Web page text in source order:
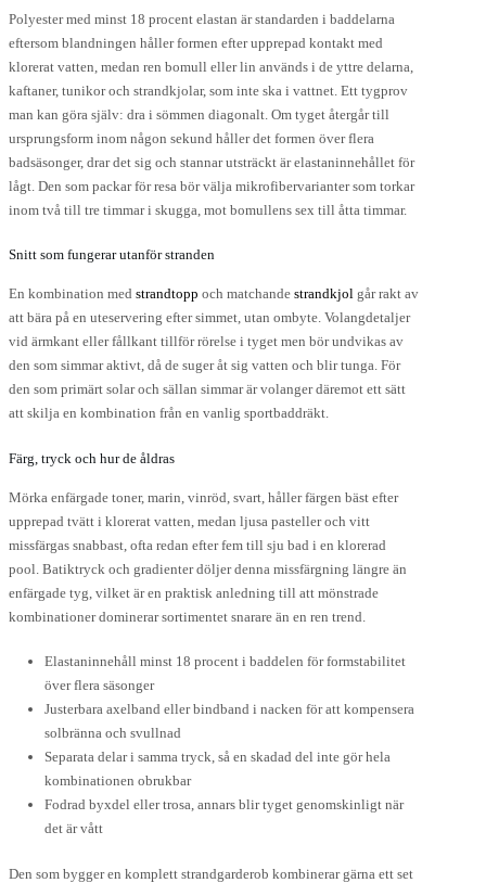
Polyester med minst 18 procent elastan är standarden i baddelarna
eftersom blandningen håller formen efter upprepad kontakt med
klorerat vatten, medan ren bomull eller lin används i de yttre delarna,
kaftaner, tunikor och strandkjolar, som inte ska i vattnet. Ett tygprov
man kan göra själv: dra i sömmen diagonalt. Om tyget återgår till
ursprungsform inom någon sekund håller det formen över flera
badsäsonger, drar det sig och stannar utsträckt är elastaninnehållet för
lågt. Den som packar för resa bör välja mikrofibervarianter som torkar
inom två till tre timmar i skugga, mot bomullens sex till åtta timmar.
Snitt som fungerar utanför stranden
En kombination med strandtopp och matchande strandkjol går rakt av
att bära på en uteservering efter simmet, utan ombyte. Volangdetaljer
vid ärmkant eller fållkant tillför rörelse i tyget men bör undvikas av
den som simmar aktivt, då de suger åt sig vatten och blir tunga. För
den som primärt solar och sällan simmar är volanger däremot ett sätt
att skilja en kombination från en vanlig sportbaddräkt.
Färg, tryck och hur de åldras
Mörka enfärgade toner, marin, vinröd, svart, håller färgen bäst efter
upprepad tvätt i klorerat vatten, medan ljusa pasteller och vitt
missfärgas snabbast, ofta redan efter fem till sju bad i en klorerad
pool. Batiktryck och gradienter döljer denna missfärgning längre än
enfärgade tyg, vilket är en praktisk anledning till att mönstrade
kombinationer dominerar sortimentet snarare än en ren trend.
Elastaninnehåll minst 18 procent i baddelen för formstabilitet
över flera säsonger
Justerbara axelband eller bindband i nacken för att kompensera
solbränna och svullnad
Separata delar i samma tryck, så en skadad del inte gör hela
kombinationen obrukbar
Fodrad byxdel eller trosa, annars blir tyget genomskinligt när
det är vått
Den som bygger en komplett strandgarderob kombinerar gärna ett set